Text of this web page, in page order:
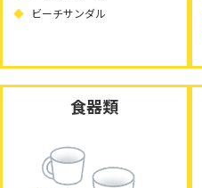
ビーチサンダル
食器類